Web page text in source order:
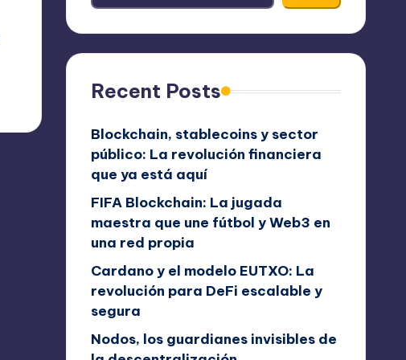
Recent Posts
Blockchain, stablecoins y sector
público: La revolución financiera
que ya está aquí
FIFA Blockchain: La jugada
maestra que une fútbol y Web3 en
una red propia
Cardano y el modelo EUTXO: La
revolución para DeFi escalable y
segura
Nodos, los guardianes invisibles de